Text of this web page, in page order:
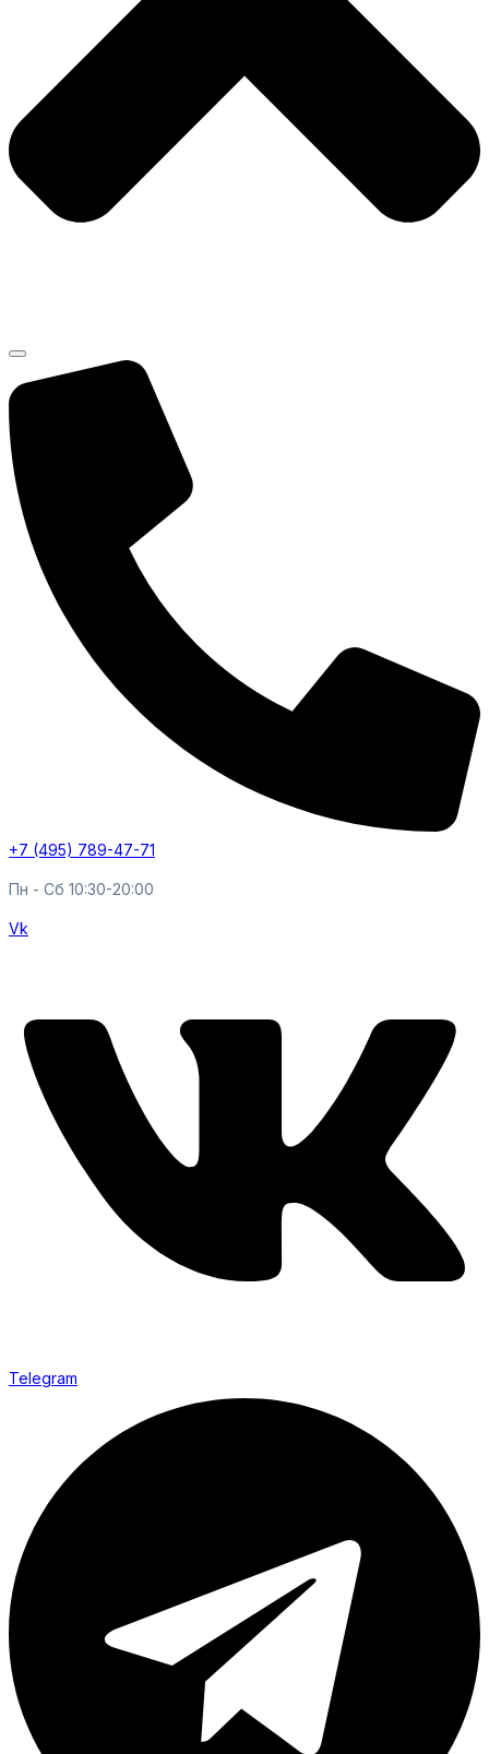
+7 (495) 789-47-71
Пн - Cб 10:30-20:00
Vk
Telegram